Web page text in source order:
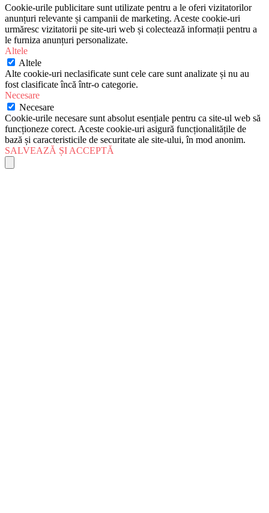
Cookie-urile publicitare sunt utilizate pentru a le oferi vizitatorilor
anunțuri relevante și campanii de marketing. Aceste cookie-uri
urmăresc vizitatorii pe site-uri web și colectează informații pentru a
le furniza anunțuri personalizate.
Altele
Altele
Alte cookie-uri neclasificate sunt cele care sunt analizate și nu au
fost clasificate încă într-o categorie.
Necesare
Necesare
Cookie-urile necesare sunt absolut esențiale pentru ca site-ul web să
funcționeze corect. Aceste cookie-uri asigură funcționalitățile de
bază și caracteristicile de securitate ale site-ului, în mod anonim.
SALVEAZĂ ȘI ACCEPTĂ